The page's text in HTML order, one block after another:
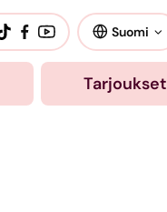
Tarjoukset
Suomi